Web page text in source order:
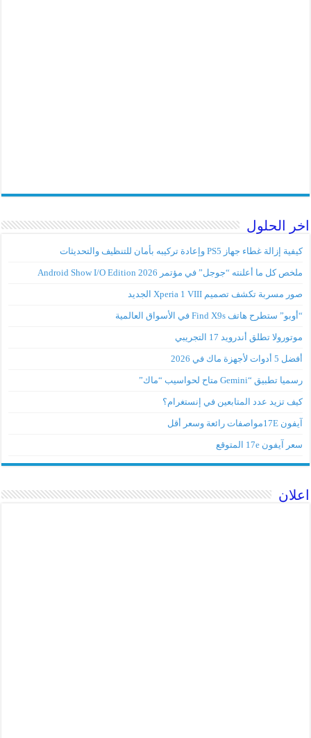
اخر الحلول
كيفية إزالة غطاء جهاز PS5 وإعادة تركيبه بأمان للتنظيف والتحديثات
ملخص كل ما أعلنته “جوجل” في مؤتمر Android Show I/O Edition 2026
صور مسربة تكشف تصميم Xperia 1 VIII الجديد
“أوبو” ستطرح هاتف Find X9s في الأسواق العالمية
موتورولا تطلق أندرويد 17 التجريبي
أفضل 5 أدوات لأجهزة ماك في 2026
رسميا تطبيق “Gemini متاح لحواسيب “ماك”
كيف تزيد عدد المتابعين في إنستغرام؟
آيفون 17Eمواصفات رائعة وسعر أقل
سعر آيفون 17e المتوقع
اعلان